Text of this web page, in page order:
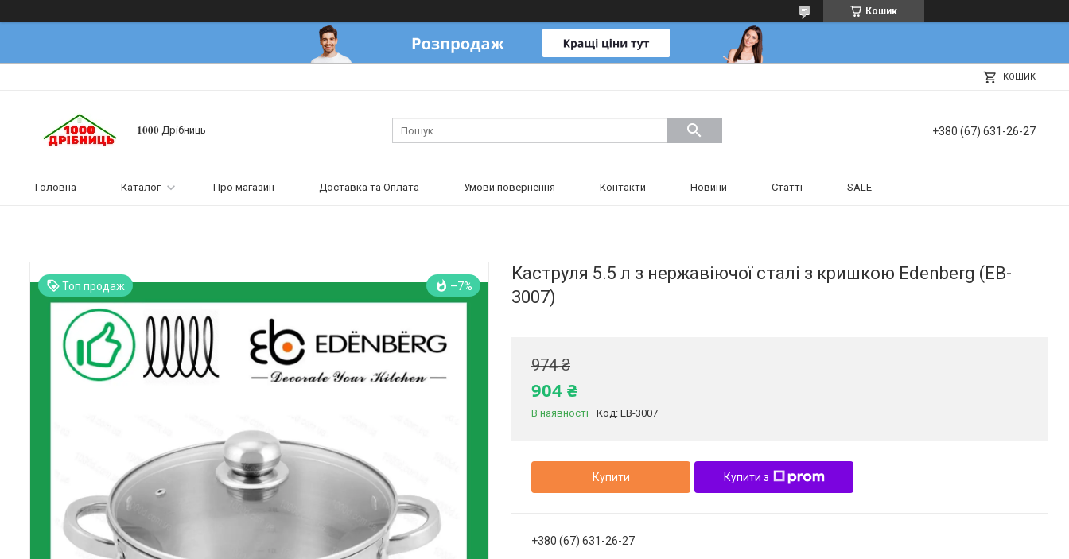
Кошик
КОШИК
𝟏𝟎𝟎𝟎 Дрібниць +380 (67) 631-26-27
Головна Каталог Про магазин Доставка та Оплата Умови повернення Контакти Новини Статті SALE
Топ продаж –7%
Каструля 5.5 л з нержавіючої сталі з кришкою Edenberg (EB-
3007)
974 ₴
904 ₴
В наявності Код: EB-3007
Купити Купити з
+380 (67) 631-26-27